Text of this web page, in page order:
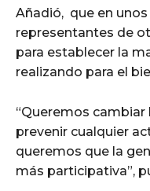
Añadió, que en
representantes de
para establecer la
realizando para el
“Queremos
prevenir cualquier
queremos que la
más participativa”,